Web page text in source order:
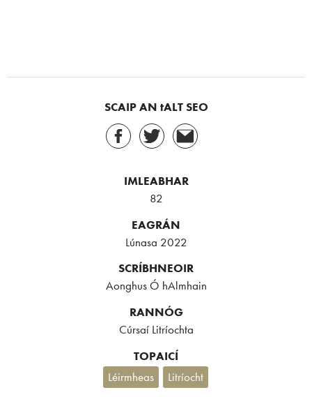
SCAIP AN tALT SEO
IMLEABHAR
82
EAGRÁN
Lúnasa 2022
SCRÍBHNEOIR
Aonghus Ó hAlmhain
RANNÓG
Cúrsaí Litríochta
TOPAICÍ
Léirmheas
Litríocht